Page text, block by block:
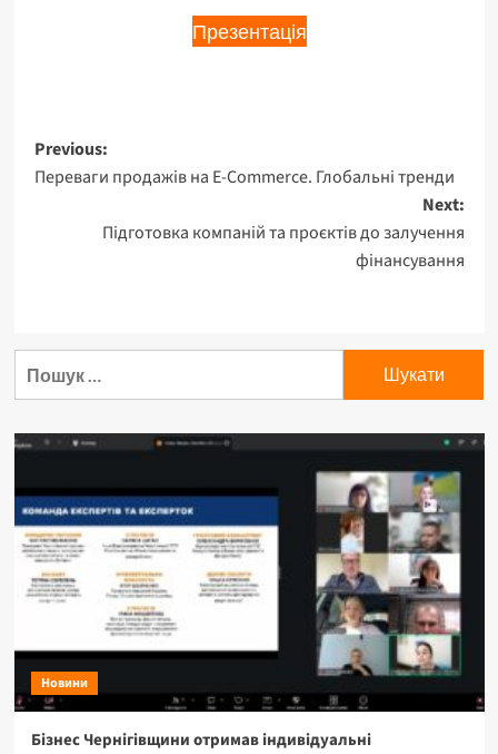
Презентація
Previous:
Переваги продажів на E-Commerce. Глобальні тренди
Next:
Підготовка компаній та проєктів до залучення
фінансування
Новини
Бізнес Чернігівщини отримав індивідуальні